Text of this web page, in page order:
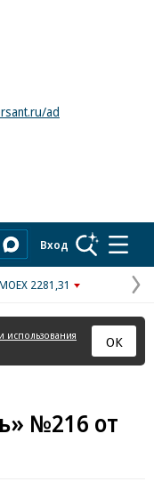
ad
Вход
2281,31
использования
ОК
№216 от